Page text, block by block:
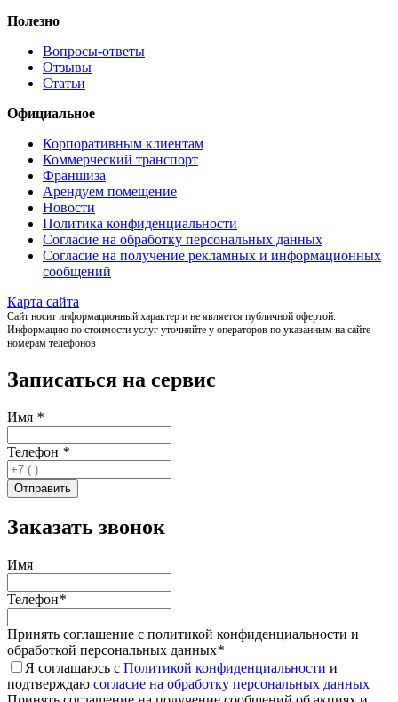
Полезно
Вопросы-ответы
Отзывы
Статьи
Официальное
Корпоративным клиентам
Коммерческий транспорт
Франшиза
Арендуем помещение
Новости
Политика конфиденциальности
Согласие на обработку персональных данных
Согласие на получение рекламных и информационных
сообщений
Карта сайта
Сайт носит информационный характер и не является публичной офертой.
Информацию по стоимости услуг уточняйте у операторов по указанным на сайте
номерам телефонов
Записаться на сервис
Имя *
Телефон *
Заказать звонок
Имя
Телефон*
Принять соглашение с политикой конфиденциальности и
обработкой персональных данных*
Я соглашаюсь с Политикой конфиденциальности и
подтверждаю согласие на обработку персональных данных